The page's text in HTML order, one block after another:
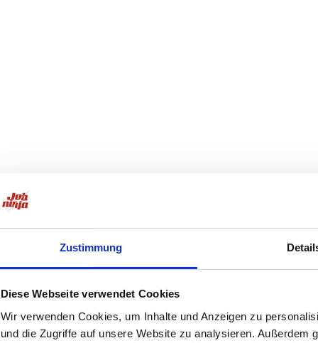
Zustimmung
Diese Webseite verwendet Cookies
Wir verwenden Cookies, um Inhalte und Anzeigen zu
und die Zugriffe auf unsere Website zu analysieren. Außerdem